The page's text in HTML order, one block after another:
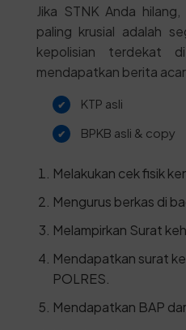
Jika STNK Anda
paling krusial adalah
kepolisian terdekat
mendapatkan berita
KTP asli
BPKB asli & copy
Melakukan cek fisik
Mengurus berkas di
Melampirkan Surat
Mendapatkan surat
POLRES.
Mendapatkan BAP